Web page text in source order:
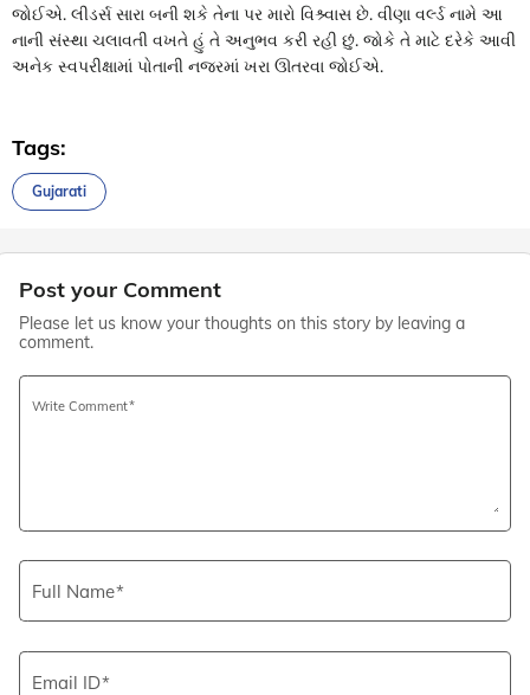
જોઈએ. લીડર્સ સારા બની શકે તેના પર મારો વિશ્ર્વાસ છે. વીણા વર્લ્ડ નામે આ
નાની સંસ્થા ચલાવતી વખતે હું તે અનુભવ કરી રહી છું. જોકે તે માટે દરેકે આવી
અનેક સ્વપરીક્ષામાં પોતાની નજરમાં ખરા ઊતરવા જોઈએ.
Tags:
Gujarati
Post your Comment
Please let us know your thoughts on this story by leaving a
comment.
Write Comment
Full Name
Email ID